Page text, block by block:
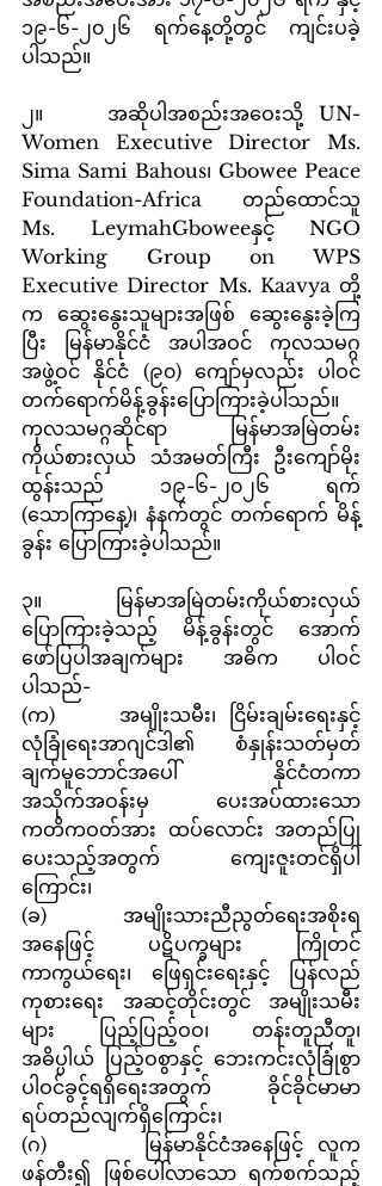
၁၉-၆-၂၀၂၆ ရက်နေ့တို့တွင် ကျင်းပခဲ့
ပါသည်။
၂။    အဆိုပါအစည်းအဝေးသို့ UN-
Women Executive Director Ms.
Sima Sami Bahous၊ Gbowee Peace
Foundation-Africa တည်ထောင်သူ
Ms. LeymahGboweeနှင့် NGO
Working Group on WPS
Executive Director Ms. Kaavya တို့
က ဆွေးနွေးသူများအဖြစ် ဆွေးနွေးခဲ့ကြ
ပြီး မြန်မာနိုင်ငံ အပါအဝင် ကုလသမဂ္ဂ
အဖွဲ့ဝင် နိုင်ငံ (၉၀) ကျော်မှလည်း ပါဝင်
တက်ရောက်မိန့်ခွန်းပြောကြားခဲ့ပါသည်။
ကုလသမဂ္ဂဆိုင်ရာ မြန်မာအမြဲတမ်း
ကိုယ်စားလှယ် သံအမတ်ကြီး ဦးကျော်မိုး
ထွန်းသည် ၁၉-၆-၂၀၂၆ ရက်
(သောကြာနေ့)၊ နံနက်တွင် တက်ရောက် မိန့်
ခွန်း ပြောကြားခဲ့ပါသည်။
၃။        မြန်မာအမြဲတမ်းကိုယ်စားလှယ်
ပြောကြားခဲ့သည့် မိန့်ခွန်းတွင် အောက်
ဖော်ပြပါအချက်များ အဓိက ပါဝင်
ပါသည်-
(က)     အမျိုးသမီး၊ ငြိမ်းချမ်းရေးနှင့်
လုံခြုံရေးအာဂျင်ဒါ၏ စံနှုန်းသတ်မှတ်
ချက်မူဘောင်အပေါ် နိုင်ငံတကာ
အသိုက်အဝန်းမှ ပေးအပ်ထားသော
ကတိကဝတ်အား ထပ်လောင်း အတည်ပြု
ပေးသည့်အတွက် ကျေးဇူးတင်ရှိပါ
ကြောင်း၊
(ခ)       အမျိုးသားညီညွတ်ရေးအစိုးရ
အနေဖြင့် ပဋိပက္ခများ ကြိုတင်
ကာကွယ်ရေး၊ ဖြေရှင်းရေးနှင့် ပြန်လည်
ကုစားရေး အဆင့်တိုင်းတွင် အမျိုးသမီး
များ ပြည့်ပြည့်ဝဝ၊ တန်းတူညီတူ၊
အဓိပ္ပါယ် ပြည့်ဝစွာနှင့် ဘေးကင်းလုံခြုံစွာ
ပါဝင်ခွင့်ရရှိရေးအတွက် ခိုင်ခိုင်မာမာ
ရပ်တည်လျက်ရှိကြောင်း၊
(ဂ)       မြန်မာနိုင်ငံအနေဖြင့် လူက
ဖန်တီး၍ ဖြစ်ပေါ်လာသော ရက်စက်သည့်